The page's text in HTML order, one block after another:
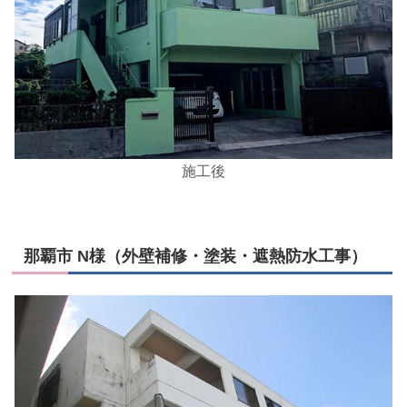
施工後
那覇市 N様（外壁補修・塗装・遮熱防水工事）